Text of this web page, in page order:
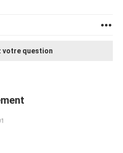
votre question